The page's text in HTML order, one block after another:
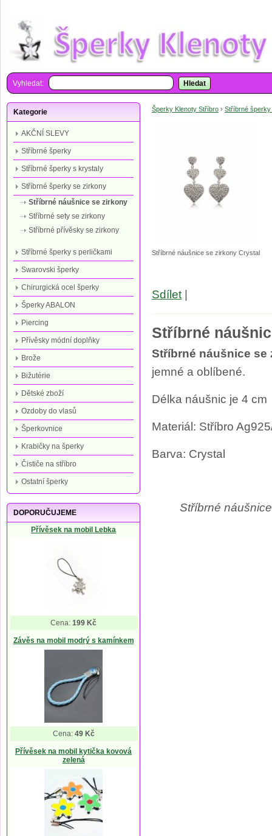
Vyhledat: Hledat
Šperky Klenoty Stříbro › Stříbrné
Stříbrné náušnice se zirkony Crystal
Sdílet
Stříbrné
Stříbrné náušnice se
jemné a oblíbené.
Délka náušnic je 4 cm
Materiál: Stříbro
Barva: Crystal
Stříbrné
Kategorie
AKČNÍ SLEVY
Stříbrné šperky
Stříbrné šperky s krystaly
Stříbrné šperky se zirkony
Stříbrné náušnice se zirkony
Stříbrné sety se zirkony
Stříbrné přívěsky se zirkony
Stříbrné šperky s perličkami
Swarovski šperky
Chirurgická ocel šperky
Šperky ABALON
Piercing
Přívěsky módní doplňky
Brože
Bižutérie
Dětské zboží
Ozdoby do vlasů
Šperkovnice
Krabičky na šperky
Čističe na stříbro
Ostatní šperky
DOPORUČUJEME
Přívěsek na mobil Lebka
Cena: 199 Kč
Závěs na mobil modrý s kamínkem
Cena: 49 Kč
Přívěsek na mobil kytička kovová
zelená